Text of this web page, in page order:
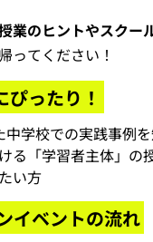
業のヒントやスクー
ってください！
ぴったり！
中学校での実践事例
る「学習者主体」の
い方
イベントの流れ